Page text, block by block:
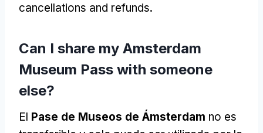
cancellations and refunds.
Can I share my Amsterdam
Museum Pass with someone
else?
El Pase de Museos de Ámsterdam no es